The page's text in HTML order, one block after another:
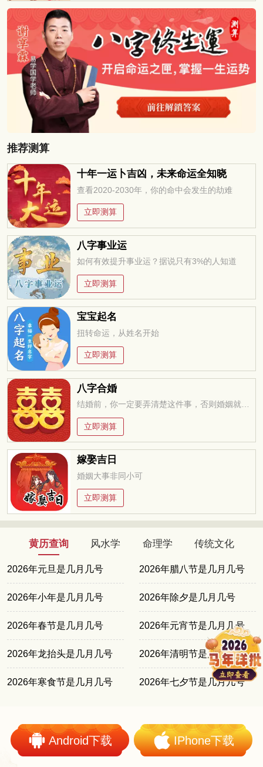
风水吉祥物摆放在家中是能起到招财辟邪的作
用。一起来看一下家中摆放什么物品招财辟邪
吧！
推荐测算
十年一运卜吉凶，未来命运全知晓
查看2020-2030年，你的命中会发生的劫难
立即测算
八字事业运
如何有效提升事业运？据说只有3%的人知道
立即测算
宝宝起名
扭转命运，从姓名开始
立即测算
八字合婚
立即测算
嫁娶吉日
婚姻大事非同小可
立即测算
黄历查询 风水学 命理学 传统文化
2026年元旦是几月几号 2026年腊八节是几月几号
2026年小年是几月几号 2026年除夕是几月几号
2026年春节是几月几号 2026年元宵节是几月几号
2026年龙抬头是几月几号 2026年清明节是几月几号
2026年寒食节是几月几号 2026年七夕节是几月几号
Android下载 IPhone下载